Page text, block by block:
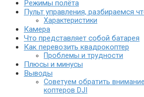
Режимы полёта
Пульт управления, разбираемся
Характеристики
Камера
Что представляет собой батарея
Как перевозить квадрокоптер
Проблемы и трудности
Плюсы и минусы
Выводы
Советуем обратить
коптеров DJI